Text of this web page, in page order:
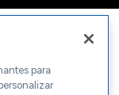
para